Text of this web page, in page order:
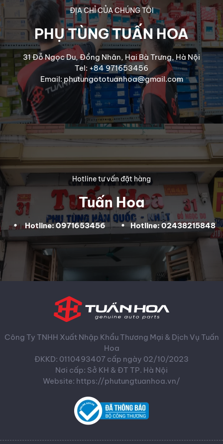
ĐỊA CHỈ CỦA CHÚNG TÔI
PHỤ TÙNG TUẤN HOA
31 Đỗ Ngọc Du, Đồng Nhân, Hai Bà Trưng, Hà Nội
Tel: +84 971653456
Email: phutungototuanhoa@gmail.com
Hotline tư vấn đặt hàng
Tuấn Hoa
Hotline: 0971653456 Hotline: 02438215848
Công Ty TNHH Xuất Nhập Khẩu Thương Mại & Dịch Vụ Tuấn
Hoa
ĐKKD: 0110493407 cấp ngày 02/10/2023
Nơi cấp: Sở KH & ĐT TP. Hà Nội
Website: https://phutungtuanhoa.vn/